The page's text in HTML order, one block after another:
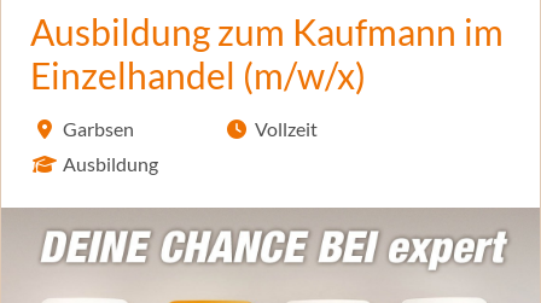
Ausbildung zum Kaufmann im
Einzelhandel (m/w/x)
Garbsen
Ausbildung
Vollzeit